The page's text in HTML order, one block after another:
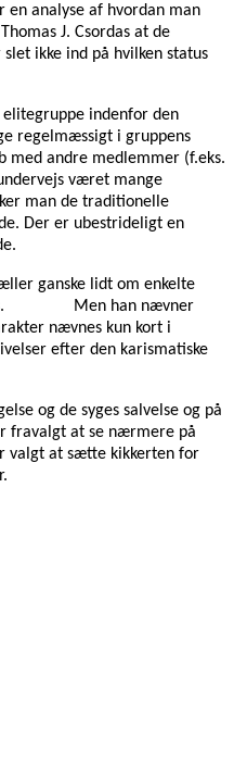
analyse af hvordan man
J. Csordas at de
ikke ind på hvilken status
elitegruppe indenfor den
regelmæssigt i gruppens
med andre medlemmer (f.eks.
været mange
man de traditionelle
Der er ubestrideligt en
ganske lidt om enkelte
findes. Men han nævner
nævnes kun kort i
efter den karismatiske
og de syges salvelse og på
fravalgt at se nærmere på
valgt at sætte kikkerten for